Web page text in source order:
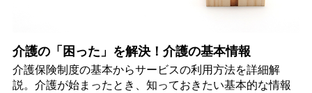
介護の「困った」を解決！介護の基本情報
介護保険制度の基本からサービスの利用方法を詳細解
説。介護が始まったとき、知っておきたい基本的な情報